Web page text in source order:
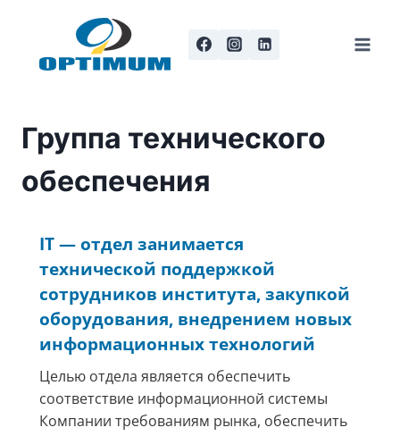
содержанию
Группа технического
обеспечения
IT — отдел занимается
технической поддержкой
сотрудников института, закупкой
оборудования, внедрением новых
информационных технологий
Целью отдела является обеспечить
соответствие информационной системы
Компании требованиям рынка, обеспечить